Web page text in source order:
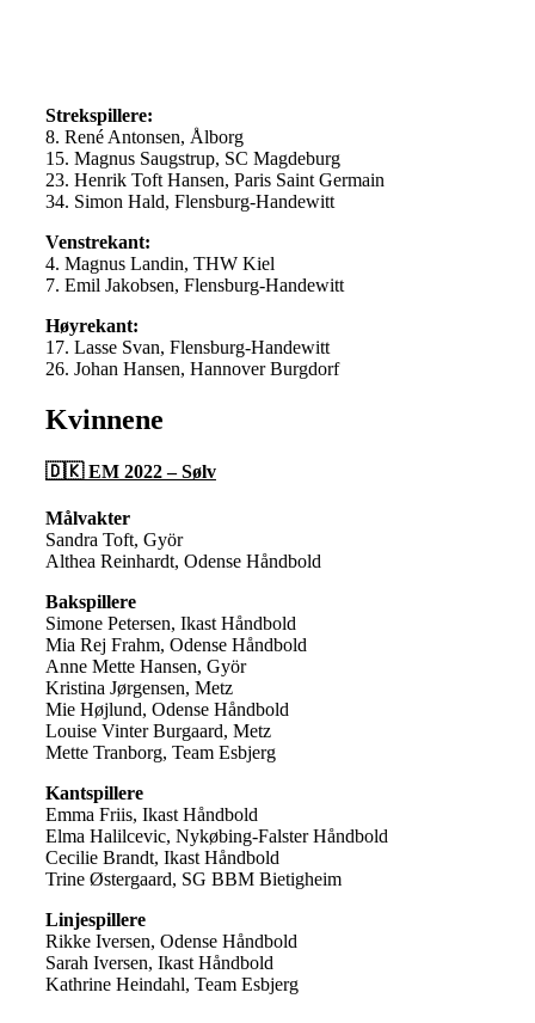
Strekspillere:
8. René Antonsen, Ålborg
15. Magnus Saugstrup, SC Magdeburg
23. Henrik Toft Hansen, Paris Saint Germain
34. Simon Hald, Flensburg-Handewitt
Venstrekant:
4. Magnus Landin, THW Kiel
7. Emil Jakobsen, Flensburg-Handewitt
Høyrekant:
17. Lasse Svan, Flensburg-Handewitt
26. Johan Hansen, Hannover Burgdorf
Kvinnene
🇩🇰 EM 2022 – Sølv
Målvakter
Sandra Toft, Györ
Althea Reinhardt, Odense Håndbold
Bakspillere
Simone Petersen, Ikast Håndbold
Mia Rej Frahm, Odense Håndbold
Anne Mette Hansen, Györ
Kristina Jørgensen, Metz
Mie Højlund, Odense Håndbold
Louise Vinter Burgaard, Metz
Mette Tranborg, Team Esbjerg
Kantspillere
Emma Friis, Ikast Håndbold
Elma Halilcevic, Nykøbing-Falster Håndbold
Cecilie Brandt, Ikast Håndbold
Trine Østergaard, SG BBM Bietigheim
Linjespillere
Rikke Iversen, Odense Håndbold
Sarah Iversen, Ikast Håndbold
Kathrine Heindahl, Team Esbjerg